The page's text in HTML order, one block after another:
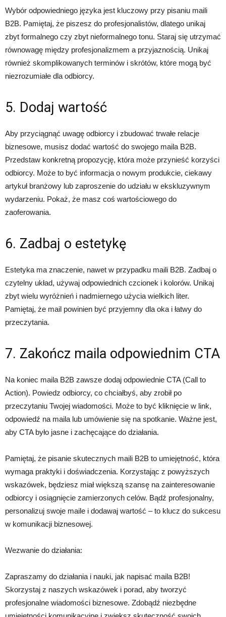
Wybór odpowiedniego języka jest kluczowy przy pisaniu maili
B2B. Pamiętaj, że piszesz do profesjonalistów, dlatego unikaj
zbyt formalnego czy zbyt nieformalnego tonu. Staraj się utrzymać
równowagę między profesjonalizmem a przyjaznością. Unikaj
również skomplikowanych terminów i skrótów, które mogą być
niezrozumiałe dla odbiorcy.
5. Dodaj wartość
Aby przyciągnąć uwagę odbiorcy i zbudować trwałe relacje
biznesowe, musisz dodać wartość do swojego maila B2B.
Przedstaw konkretną propozycję, która może przynieść korzyści
odbiorcy. Może to być informacja o nowym produkcie, ciekawy
artykuł branżowy lub zaproszenie do udziału w ekskluzywnym
wydarzeniu. Pokaż, że masz coś wartościowego do
zaoferowania.
6. Zadbaj o estetykę
Estetyka ma znaczenie, nawet w przypadku maili B2B. Zadbaj o
czytelny układ, używaj odpowiednich czcionek i kolorów. Unikaj
zbyt wielu wyróżnień i nadmiernego użycia wielkich liter.
Pamiętaj, że mail powinien być przyjemny dla oka i łatwy do
przeczytania.
7. Zakończ maila odpowiednim CTA
Na koniec maila B2B zawsze dodaj odpowiednie CTA (Call to
Action). Powiedz odbiorcy, co chciałbyś, aby zrobił po
przeczytaniu Twojej wiadomości. Może to być kliknięcie w link,
odpowiedź na maila lub umówienie się na spotkanie. Ważne jest,
aby CTA było jasne i zachęcające do działania.
Pamiętaj, że pisanie skutecznych maili B2B to umiejętność, która
wymaga praktyki i doświadczenia. Korzystając z powyższych
wskazówek, będziesz miał większą szansę na zainteresowanie
odbiorcy i osiągnięcie zamierzonych celów. Bądź profesjonalny,
personalizuj swoje maile i dodawaj wartość – to klucz do sukcesu
w komunikacji biznesowej.
Wezwanie do działania:
Zapraszamy do działania i nauki, jak napisać maila B2B!
Skorzystaj z naszych wskazówek i porad, aby tworzyć
profesjonalne wiadomości biznesowe. Zdobądź niezbędne